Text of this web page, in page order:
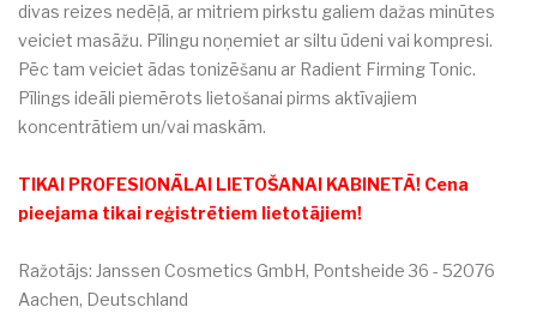
divas reizes nedēļā, ar mitriem pirkstu galiem dažas minūtes
veiciet masāžu. Pīlingu noņemiet ar siltu ūdeni vai kompresi.
Pēc tam veiciet ādas tonizēšanu ar Radient Firming Tonic.
Pīlings ideāli piemērots lietošanai pirms aktīvajiem
koncentrātiem un/vai maskām.
TIKAI PROFESIONĀLAI LIETOŠANAI KABINETĀ! Cena
pieejama tikai reģistrētiem lietotājiem!
Ražotājs: Janssen Cosmetics GmbH, Pontsheide 36 - 52076
Aachen, Deutschland